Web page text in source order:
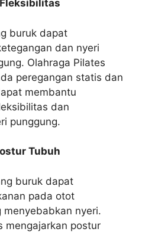
buruk dapat
dan nyeri
Olahraga Pilates
peregangan statis dan
membantu
dan
punggung.
Tubuh
buruk dapat
pada otot
menyebabkan nyeri.
mengajarkan postur